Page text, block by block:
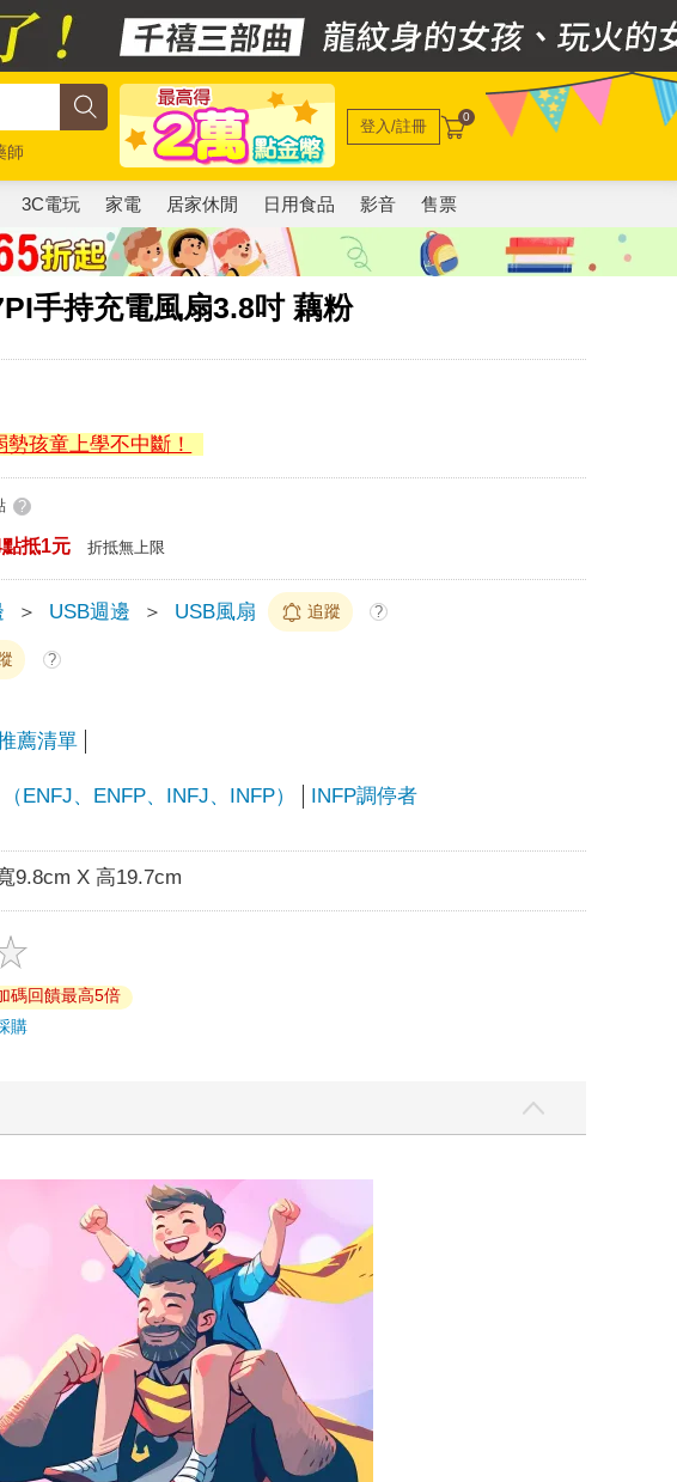
師
登入/註冊 0
3C電玩 家電 居家休閒 日用食品 影音 售票
手持充電風扇3.8吋 藕粉
孩童上學不中斷！
?
抵1元 折抵無上限
＞ USB週邊 ＞ USB風扇 追蹤 ?
?
薦清單
ENFJ、ENFP、INFJ、INFP） INFP調停者
9.8cm X 高19.7cm
碼回饋最高5倍
購